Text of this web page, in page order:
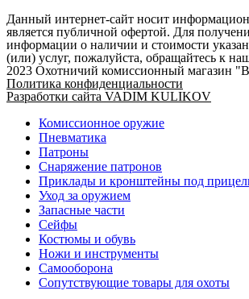
Данный интернет-сайт носит
является публичной офертой. Для
информации о наличии и стоимости
(или) услуг, пожалуйста, обращайтесь к
2023 Охотничий комиссионный магазин
Политика конфиденциальности
Разработки сайта VADIM KULIKOV
Комиссионное оружие
Пневматика
Патроны
Снаряжение патронов
Приклады и кронштейны под
Уход за оружием
Запасные части
Сейфы
Костюмы и обувь
Ножи и инструменты
Самооборона
Сопутствующие товары для охоты